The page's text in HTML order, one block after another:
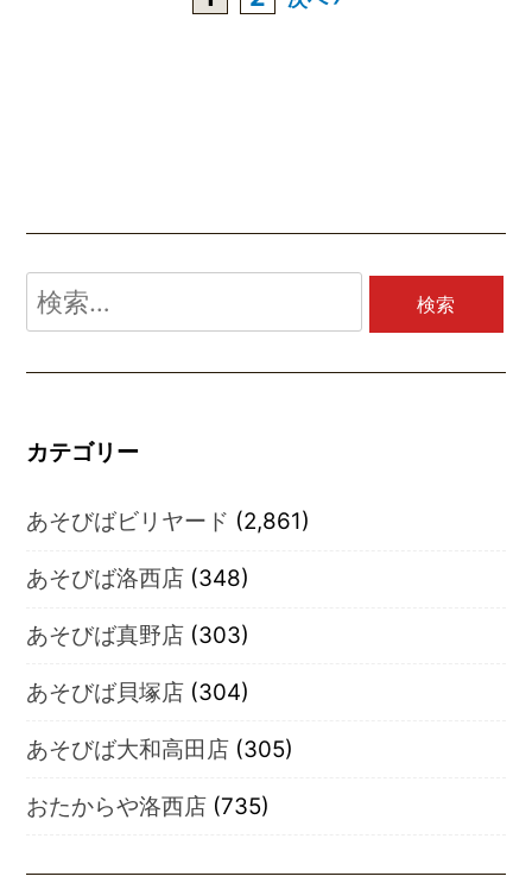
検
索:
カテゴリー
あそびばビリヤード (2,861)
あそびば洛西店 (348)
あそびば真野店 (303)
あそびば貝塚店 (304)
あそびば大和高田店 (305)
おたからや洛西店 (735)